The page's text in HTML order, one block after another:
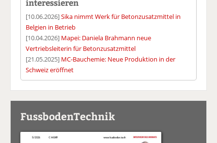
interessieren
[10.06.2026]Sika nimmt Werk für Betonzusatzmittel in
Belgien in Betrieb
[10.04.2026] Mapei: Daniela Brahmann neue
Vertriebsleiterin für Betonzusatzmittel
[21.05.2025] MC-Bauchemie: Neue Produktion in der
Schweiz eröffnet
FussbodenTechnik